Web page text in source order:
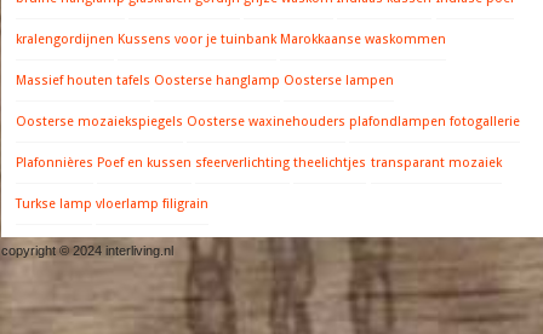
kralengordijnen Kussens voor je tuinbank Marokkaanse waskommen
Massief houten tafels Oosterse hanglamp Oosterse lampen
Oosterse mozaiekspiegels Oosterse waxinehouders plafondlampen fotogallerie
Plafonnières Poef en kussen sfeerverlichting theelichtjes transparant mozaiek
Turkse lamp vloerlamp filigrain
copyright © 2024 interliving.nl